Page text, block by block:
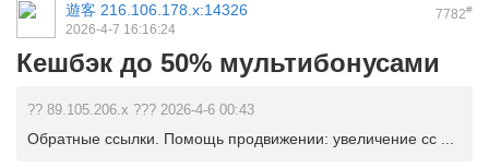
7782#
遊客 216.106.178.x:14326
2026-4-7 16:16:24
Кешбэк до 50% мультибонусами
?? 89.105.206.x ??? 2026-4-6 00:43
Обратные ссылки. Помощь продвижении: увеличение сс ...